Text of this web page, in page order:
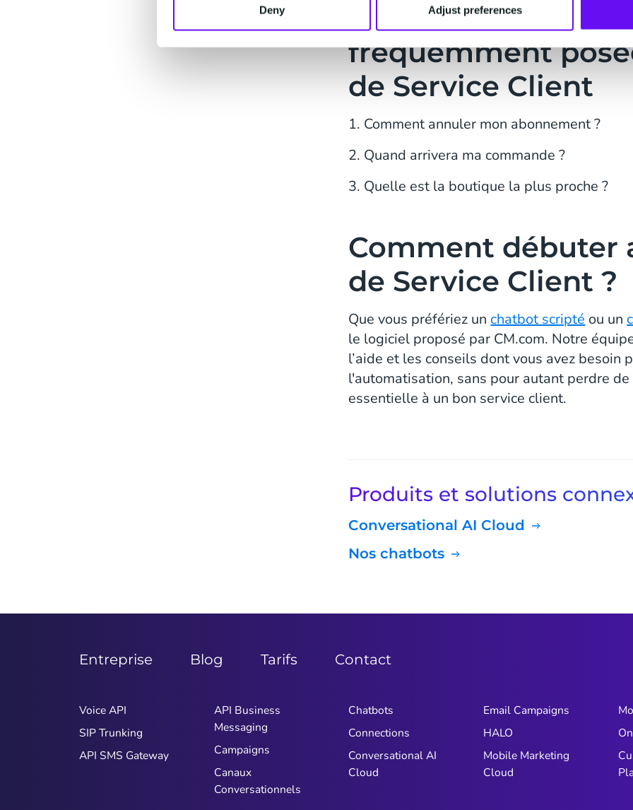
Deny Adjust preferences
Exemples de
fréquemment
de Service Client
1. Comment annuler mon abonnement ?
2. Quand arrivera ma commande ?
3. Quelle est la boutique la plus proche ?
Comment débuter
de Service Client ?
Que vous préfériez un chatbot scripté ou un
le logiciel proposé par CM.com. Notre
l’aide et les conseils dont vous avez
l'automatisation, sans pour autant perdre
essentielle à un bon service client.
Produits et solutions
Conversational AI Cloud
Nos chatbots
Entreprise Blog Tarifs Contact
Voice API
SIP Trunking
API SMS Gateway
API Business
Messaging
Campaigns
Canaux
Conversationnels
Chatbots
Connections
Conversational AI
Cloud
Email Campaigns
HALO
Mobile Marketing
Cloud